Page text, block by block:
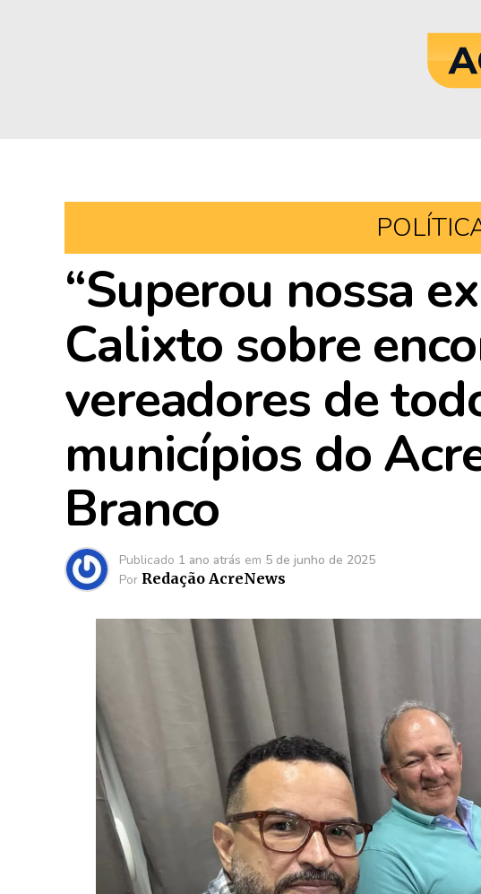
“Superou nossa
Calixto sobre
vereadores de
municípios do
Branco
Publicado 1 ano atrás em 5 de junho de 2025
Por Redação AcreNews